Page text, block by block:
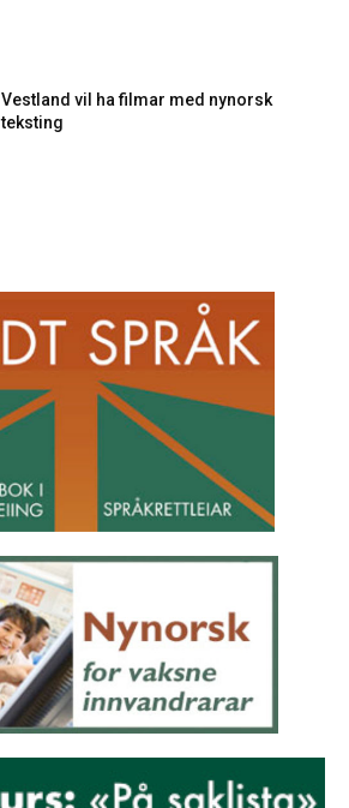
Vestland vil ha filmar med nynorsk
teksting